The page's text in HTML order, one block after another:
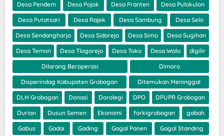
Desa Pendem Desa Pojok Desa Pranten Desa Pulokulon
Desa Putatsari Desa Rajek Desa Sambung Desa Selo
Desa Sendangharjo Desa Sidorejo Desa Simo Desa Sugihan
Desa Temon Desa Tlogorejo Desa Toko Desa Wolo digilir
Dilarang Beroperasi Dimoro
Disperindag Kabupaten Grobogan Ditemukan Meninggal
DLH Grobogan Donasi Dorolegi DPO DPUPR Grobogan
Durian Dusun Semen Ekonomi forkigrobogan gabah
Gabus Gadai Gading Gagal Panen Gagal Standing